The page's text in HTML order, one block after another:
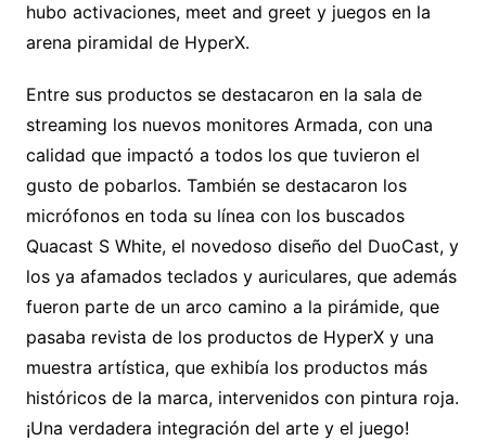
hubo activaciones, meet and greet y juegos en la
arena piramidal de HyperX.
Entre sus productos se destacaron en la sala de
streaming los nuevos monitores Armada, con una
calidad que impactó a todos los que tuvieron el
gusto de pobarlos. También se destacaron los
micrófonos en toda su línea con los buscados
Quacast S White, el novedoso diseño del DuoCast, y
los ya afamados teclados y auriculares, que además
fueron parte de un arco camino a la pirámide, que
pasaba revista de los productos de HyperX y una
muestra artística, que exhibía los productos más
históricos de la marca, intervenidos con pintura roja.
¡Una verdadera integración del arte y el juego!